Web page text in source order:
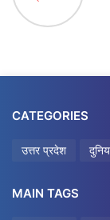
CATEGORIES
उत्तर प्रदेश
MAIN TAGS